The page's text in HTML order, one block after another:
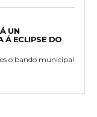
UN
Á ECLIPSE DO
o bando municipal